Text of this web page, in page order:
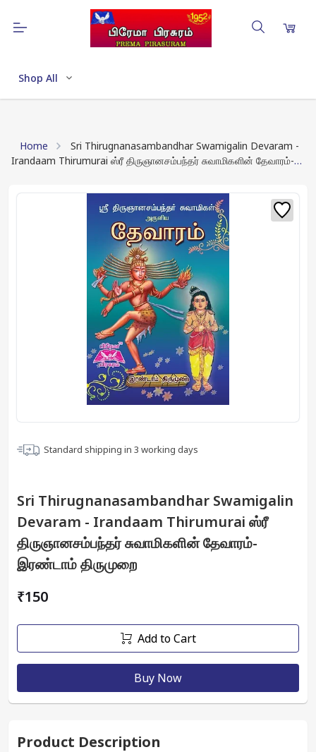
Shop All
Home
Sri Thirugnanasambandhar Swamigalin Devaram -
Irandaam Thirumurai ஸ்ரீ திருஞானசம்பந்தர் சுவாமிகளின் தேவாரம்-
Standard shipping in 3 working days
Sri Thirugnanasambandhar Swamigalin
Devaram - Irandaam Thirumurai ஸ்ரீ
திருஞானசம்பந்தர் சுவாமிகளின் தேவாரம்-
இரண்டாம் திருமுறை
₹150
Add to Cart
Buy Now
Product Description